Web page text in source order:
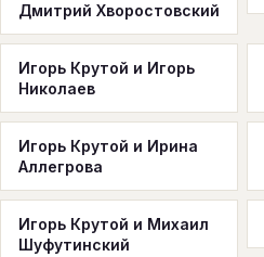
Дмитрий Хворостовский
Игорь Крутой и Игорь
Николаев
Игорь Крутой и Ирина
Аллегрова
Игорь Крутой и Михаил
Шуфутинский